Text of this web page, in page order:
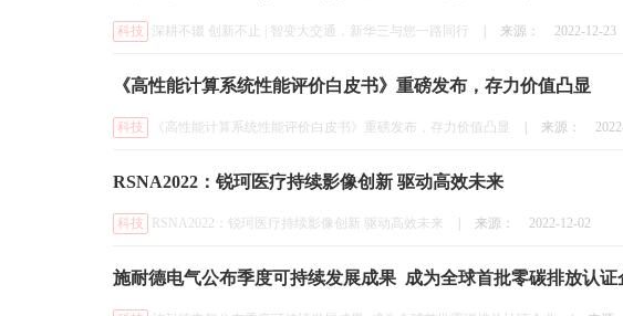
科技 深耕不辍 创新不止 | 智变大交通，新华三与您一路同行 来源： 2022-12-23
《高性能计算系统性能评价白皮书》重磅发布，存力价值凸显
科技 《高性能计算系统性能评价白皮书》重磅发布，存力价值凸显 来源：
RSNA2022：锐珂医疗持续影像创新 驱动高效未来
科技 RSNA2022：锐珂医疗持续影像创新 驱动高效未来 来源： 2022-12-02
施耐德电气公布季度可持续发展成果 成为全球首批零碳排放认证